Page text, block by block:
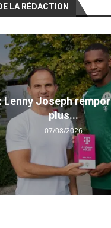
LA RÉDACTION
Lenny Joseph
plus...
07/08/2026